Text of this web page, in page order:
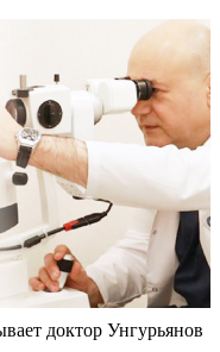
доктор Унгурьянов